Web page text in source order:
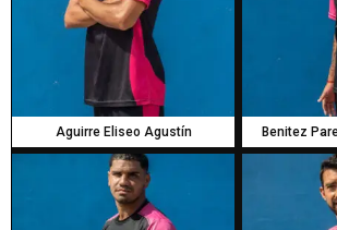
Aguirre Eliseo Agustín Benitez